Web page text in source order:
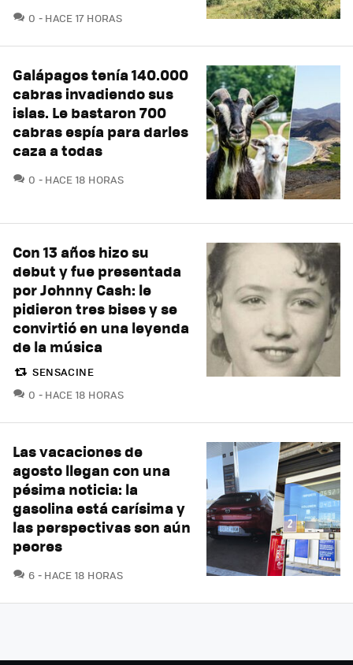
0 COMENTARIOS
HACE 17 HORAS
Galápagos tenía 140.000
cabras invadiendo sus
islas. Le bastaron 700
cabras espía para darles
caza a todas
0 COMENTARIOS
HACE 18 HORAS
Con 13 años hizo su
debut y fue presentada
por Johnny Cash: le
pidieron tres bises y se
convirtió en una leyenda
de la música
SENSACINE
0 COMENTARIOS
HACE 18 HORAS
Las vacaciones de
agosto llegan con una
pésima noticia: la
gasolina está carísima y
las perspectivas son aún
peores
6 COMENTARIOS
HACE 18 HORAS